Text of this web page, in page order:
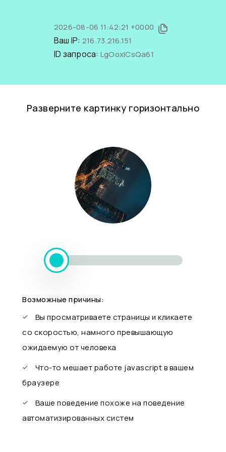
2026-08-06 11:42:21 +0000
Ваш IP: 216.73.216.151
ID запроса: LgOoxICsQa61
Разверните картинку горизонтально
Возможные причины:
Вы просматриваете страницы и кликаете
со скоростью, намного превышающую
ожидаемую от человека
Что-то мешает работе javascript в вашем
браузере
Ваше поведение похоже на поведение
автоматизированных систем